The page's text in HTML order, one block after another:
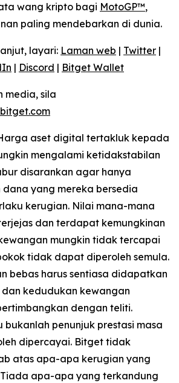
wang kripto bagi MotoGP™,
paling mendebarkan di dunia.
layari: Laman web | Twitter |
| Discord | Bitget Wallet
media, sila
aset digital tertakluk kepada
mengalami ketidakstabilan
disarankan agar hanya
dana yang mereka bersedia
kerugian. Nilai mana-mana
dan terdapat kemungkinan
mungkin tidak tercapai
tidak dapat diperoleh semula.
bebas harus sentiasa didapatkan
kedudukan kewangan
dengan teliti.
bukanlah penunjuk prestasi masa
dipercayai. Bitget tidak
atas apa-apa kerugian yang
apa-apa yang terkandung